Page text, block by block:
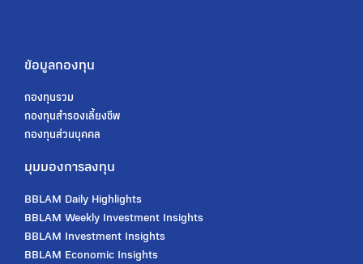
ข้อมูลกองทุน
กองทุนรวม
กองทุนสํารองเลี้ยงชีพ
กองทุนส่วนบุคคล
มุมมองการลงทุน
BBLAM Daily Highlights
BBLAM Weekly Investment Insights
BBLAM Investment Insights
BBLAM Economic Insights